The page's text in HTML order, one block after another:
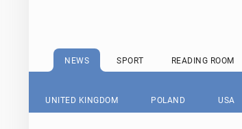
NEWS SPORT READING ROOM
UNITED KINGDOM POLAND USA